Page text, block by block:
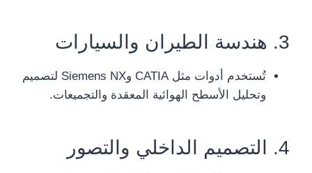
3. هندسة الطيران والسيارات
تُستخدم أدوات مثل CATIA وSiemens NX لتصميم
وتحليل الأسطح الهوائية المعقدة والتجميعات.
4. التصميم الداخلي والتصور